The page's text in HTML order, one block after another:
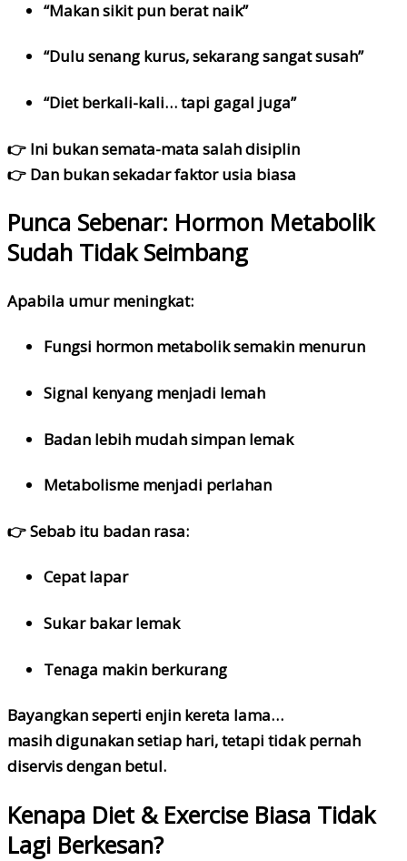
“Makan sikit pun berat naik”
“Dulu senang kurus, sekarang sangat susah”
“Diet berkali-kali… tapi gagal juga”
👉 Ini bukan semata-mata salah disiplin
👉 Dan bukan sekadar faktor usia biasa
Punca Sebenar: Hormon Metabolik
Sudah Tidak Seimbang
Apabila umur meningkat:
Fungsi hormon metabolik semakin menurun
Signal kenyang menjadi lemah
Badan lebih mudah simpan lemak
Metabolisme menjadi perlahan
👉 Sebab itu badan rasa:
Cepat lapar
Sukar bakar lemak
Tenaga makin berkurang
Bayangkan seperti enjin kereta lama…
masih digunakan setiap hari, tetapi tidak pernah
diservis dengan betul.
Kenapa Diet & Exercise Biasa Tidak
Lagi Berkesan?